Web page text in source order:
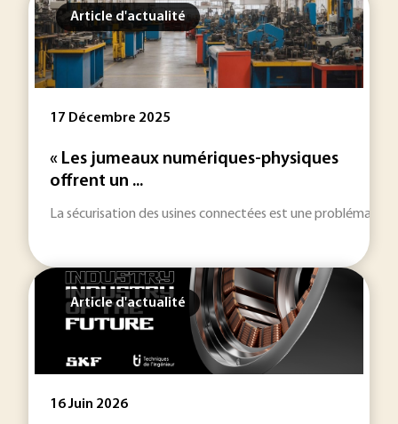
Article d'actualité
17 Décembre 2025
« Les jumeaux numériques-physiques
offrent un ...
La sécurisation des usines connectées est une
Article d'actualité
16 Juin 2026